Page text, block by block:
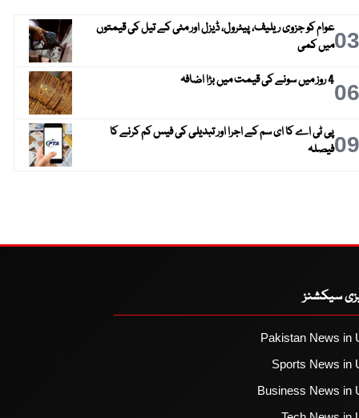
03عوام کو جزوی ریلیف، پیٹرول، ڈیزل اور مٹی کے تیل کی قیمتوں
میں کمی
064 روز میں سونے کی قیمت میں بڑا اضافہ
09پی ٹی اے کا ای سم کے اجرا اور تبدیلی کی فیس کم کرنے کا
فیصلہ
سیکشنز
Pakistan News in
Sports News in
Business News in